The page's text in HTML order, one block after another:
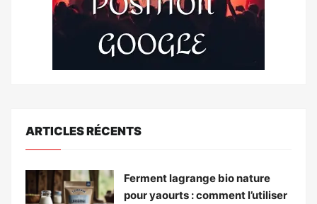
ARTICLES RÉCENTS
Ferment lagrange bio nature
pour yaourts : comment l’utiliser